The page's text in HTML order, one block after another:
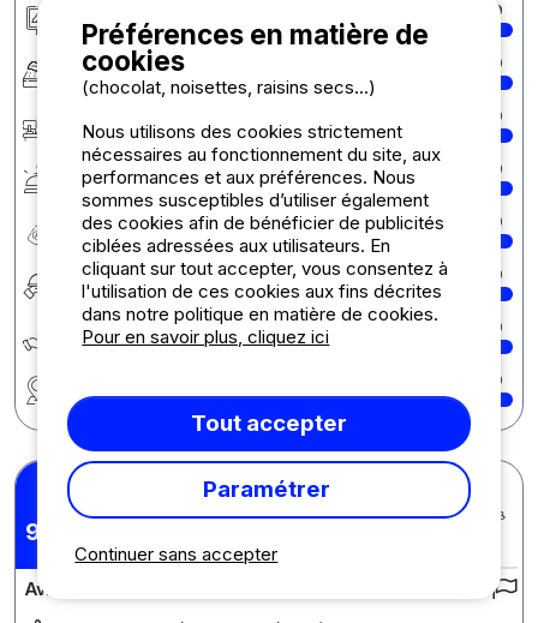
10
Confort 10
10
Services 10
Rapport qualité/prix 10
Restauration 10
Écologie développement durable 10
10
9,22
Séjour : 08/05/2026 -
Avis sur le camping :
Continuer sans accepter
Préférences en matière de
cookies
(chocolat, noisettes, raisins secs...)
Nous utilisons des cookies strictement
nécessaires au fonctionnement du site, aux
performances et aux préférences. Nous
sommes susceptibles d’utiliser également
des cookies afin de bénéficier de publicités
ciblées adressées aux utilisateurs. En
cliquant sur tout accepter, vous consentez à
l'utilisation de ces cookies aux fins décrites
dans notre politique en matière de cookies.
Pour en savoir plus, cliquez ici
Tout accepter
Paramétrer